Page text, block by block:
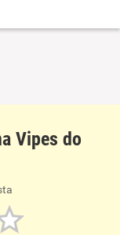
Vipes do